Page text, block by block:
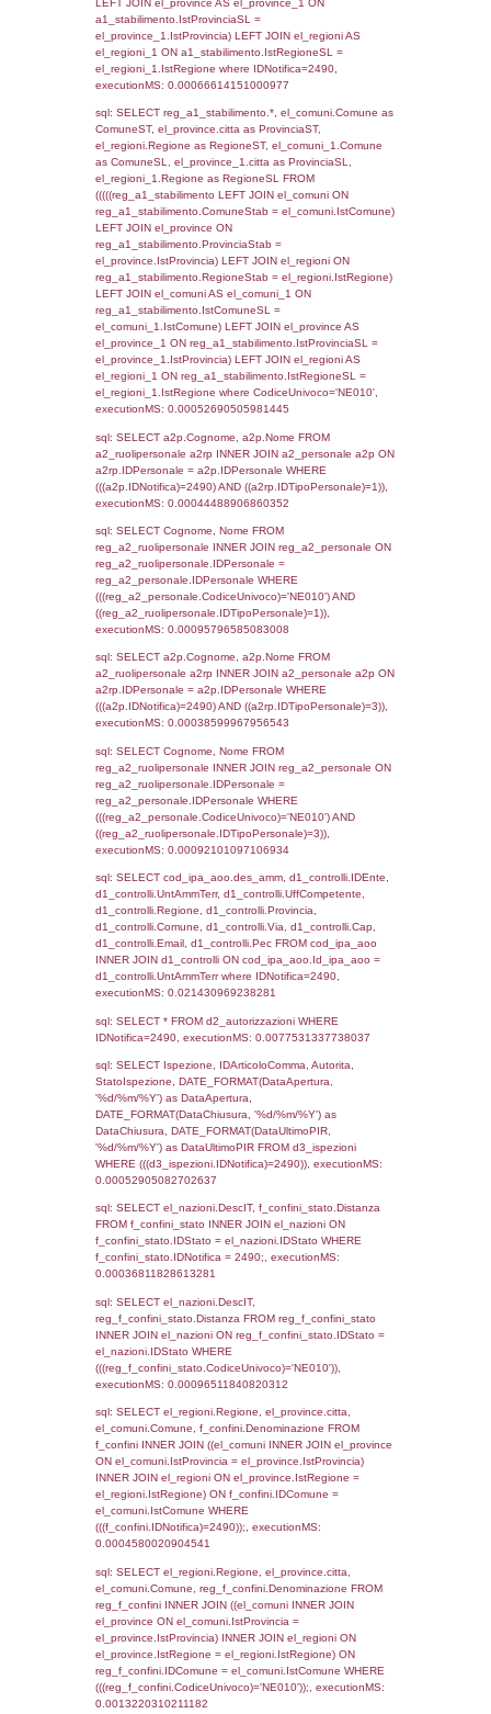
sql: SELECT COUNT(*) FROM `userlevels`
`userlevelid` = -2, executionMS:
sql: SELECT `userlevelid`, `userlevelname`
sql: SELECT COUNT(*) FROM
WHERE `userlevelid` = -2, executionMS:
0.00020980834960938
sql: SELECT `tablename`, `userlevelid`,
`userlevelpermissions` WHERE `userlevelid`
executionMS: 0.0010528564453125
sql: SELECT a1.RagioneSociale,
localita, el_prov.citta AS provincia,
DATE(n.DataInvioNotifica) as
n.FileNotificaZip, n.DataFileNotificaZip
LEFT JOIN infostabilimento i ON
n.CodiceUnivoco LEFT JOIN
a1.CodiceUnivoco = n.CodiceUnivoco LEFT
el_comuni AS el_com ON a1.ComuneStab =
el_com.IstComune LEFT JOIN el_province
a1.ProvinciaStab = el_prov.IstProvincia
n.IDNotifica = 2490;, executionMS:
sql: SELECT a1_stabilimento.*,
ComuneST, el_province.citta as
el_regioni.Regione as RegioneST,
as ComuneSL, el_province_1.citta as
el_regioni_1.Regione as RegioneSL FROM
(((((a1_stabilimento LEFT JOIN el_comuni
a1_stabilimento.ComuneStab =
LEFT JOIN el_province ON
= el_province.IstProvincia) LEFT JOIN
a1_stabilimento.RegioneStab =
LEFT JOIN el_comuni AS el_comuni_1 ON
a1_stabilimento.IstComuneSL =
LEFT JOIN el_province AS el_province_1
a1_stabilimento.IstProvinciaSL =
el_province_1.IstProvincia) LEFT JOIN
el_regioni_1.IstRegione where
executionMS: 0.00066614151000977
sql: SELECT reg_a1_stabilimento.*,
ComuneST, el_province.citta as
el_regioni.Regione as RegioneST,
as ComuneSL, el_province_1.citta as
el_regioni_1.Regione as RegioneSL FROM
(((((reg_a1_stabilimento LEFT JOIN
reg_a1_stabilimento.ComuneStab =
LEFT JOIN el_province ON
reg_a1_stabilimento.ProvinciaStab =
el_province.IstProvincia) LEFT JOIN
reg_a1_stabilimento.RegioneStab =
LEFT JOIN el_comuni AS el_comuni_1 ON
reg_a1_stabilimento.IstComuneSL =
el_comuni_1.IstComune) LEFT JOIN
el_province_1 ON
el_province_1.IstProvincia) LEFT JOIN
el_regioni_1 ON
el_regioni_1.IstRegione where
sql: SELECT a2p.Cognome, a2p.Nome
a2_ruolipersonale a2rp INNER JOIN
a2rp.IDPersonale = a2p.IDPersonale
(((a2p.IDNotifica)=2490) AND
executionMS: 0.00044488906860352